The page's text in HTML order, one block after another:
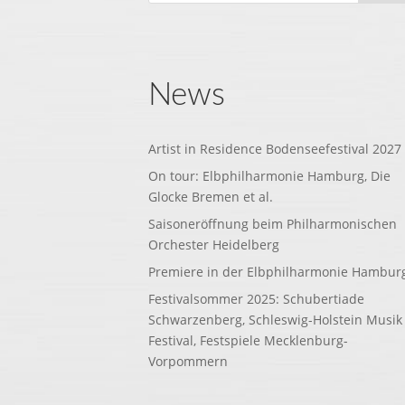
News
Artist in Residence Bodenseefestival 2027
On tour: Elbphilharmonie Hamburg, Die
Glocke Bremen et al.
Saisoneröffnung beim Philharmonischen
Orchester Heidelberg
Premiere in der Elbphilharmonie
Festivalsommer 2025: Schubertiade
Schwarzenberg, Schleswig-Holstein Musik
Festival, Festspiele Mecklenburg-
Vorpommern